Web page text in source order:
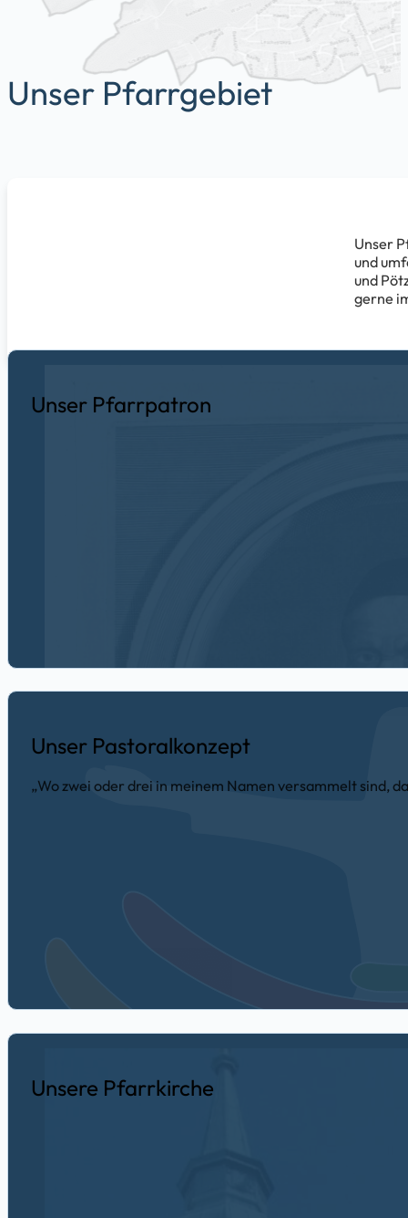
Unser Pfarrgebiet
Unser
und
und
gerne
Unser Pfarrpatron
Unser Pastoralkonzept
„Wo zwei oder drei in meinem Namen versammelt sind,
Unsere Pfarrkirche